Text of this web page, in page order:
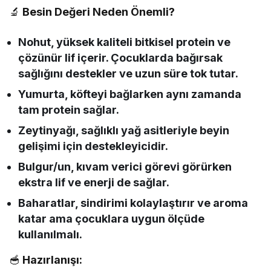
🔬 Besin Değeri Neden Önemli?
Nohut, yüksek kaliteli bitkisel protein ve
çözünür lif içerir. Çocuklarda bağırsak
sağlığını destekler ve uzun süre tok tutar.
Yumurta, köfteyi bağlarken aynı zamanda
tam protein sağlar.
Zeytinyağı, sağlıklı yağ asitleriyle beyin
gelişimi için destekleyicidir.
Bulgur/un, kıvam verici görevi görürken
ekstra lif ve enerji de sağlar.
Baharatlar, sindirimi kolaylaştırır ve aroma
katar ama çocuklara uygun ölçüde
kullanılmalı.
🥣 Hazırlanışı: